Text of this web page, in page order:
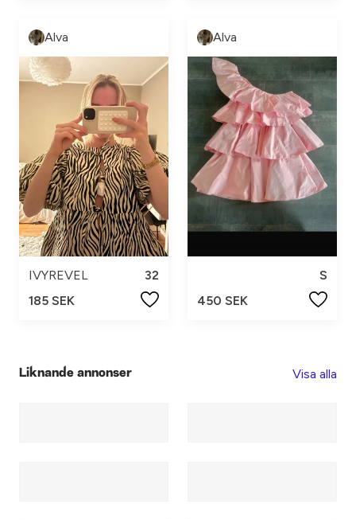
Alva
IVYREVEL
32
185 SEK
Alva
S
450 SEK
Liknande annonser Visa alla